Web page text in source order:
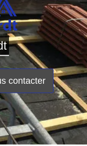
contacter